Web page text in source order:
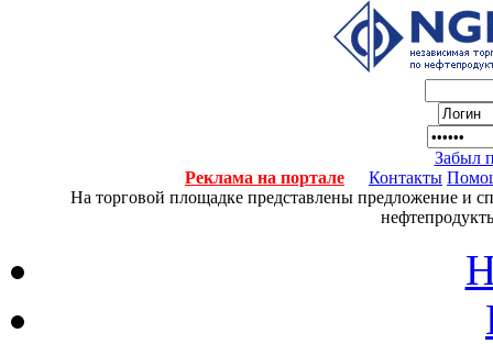
Забыл
Реклама на портале
Контакты
На торговой площадке представлены предложение и